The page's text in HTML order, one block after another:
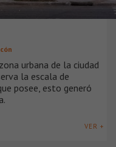
urbana de la ciudad
la escala de
posee, esto generó
VER +